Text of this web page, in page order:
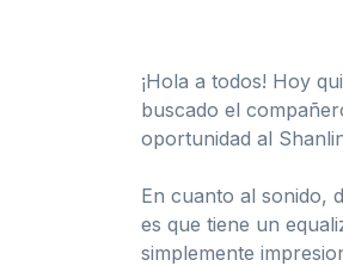
¡Hola a todos! Hoy
buscado el
oportunidad al
En cuanto al sonido,
es que tiene un
simplemente